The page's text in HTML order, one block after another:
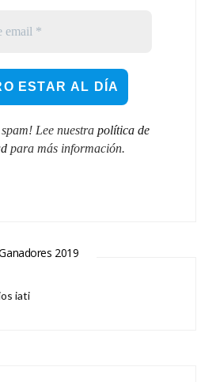
Lee nuestra política de
para más información.
2019